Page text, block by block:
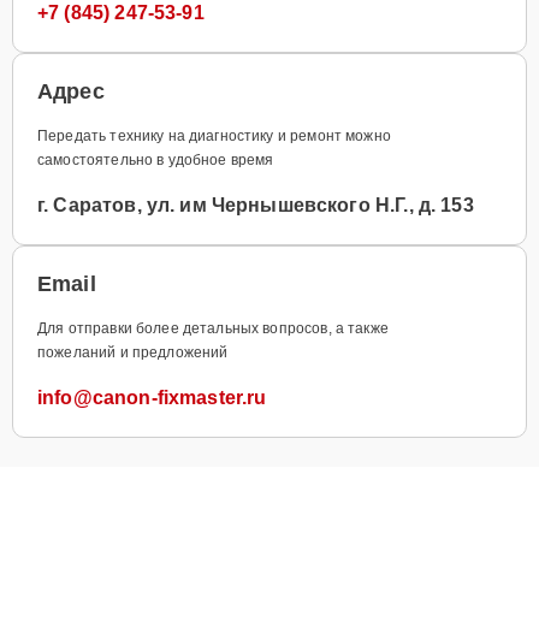
+7 (845) 247-53-91
Адрес
Передать технику на диагностику и ремонт можно
самостоятельно в удобное время
г. Саратов, ул. им Чернышевского Н.Г., д. 153
Email
Для отправки более детальных вопросов, а также
пожеланий и предложений
info@canon-fixmaster.ru